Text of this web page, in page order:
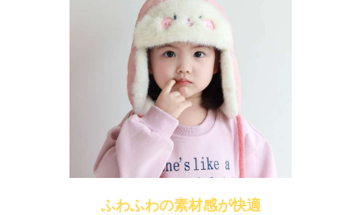
ふわふわの素材感が快適